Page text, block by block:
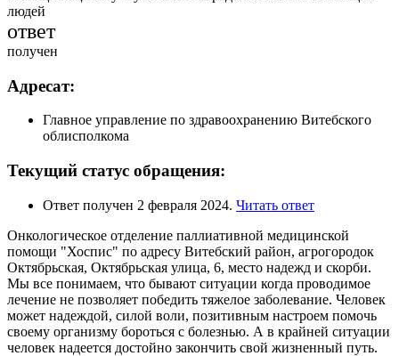
людей
ответ
получен
Адресат:
Главное управление по здравоохранению Витебского
облисполкома
Текущий статус обращения:
Ответ получен 2 февраля 2024. Читать ответ
Онкологическое отделение паллиативной медицинской
помощи "Хоспис" по адресу Витебский район, агрогородок
Октябрьская, Октябрьская улица, 6, место надежд и скорби.
Мы все понимаем, что бывают ситуации когда проводимое
лечение не позволяет победить тяжелое заболевание. Человек
может надеждой, силой воли, позитивным настроем помочь
своему организму бороться с болезнью. А в крайней ситуации
человек надеется достойно закончить свой жизненный путь.